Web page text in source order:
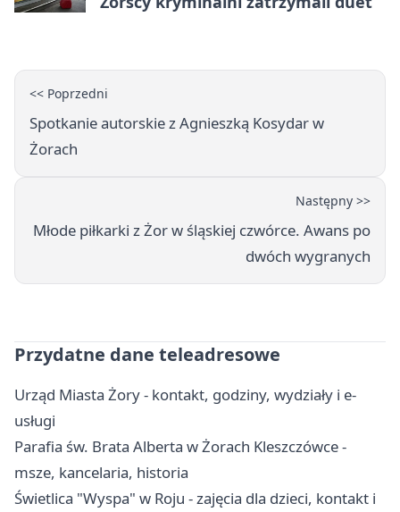
<< Poprzedni
Spotkanie autorskie z Agnieszką Kosydar w
Żorach
Następny >>
Młode piłkarki z Żor w śląskiej czwórce. Awans po
dwóch wygranych
Przydatne dane teleadresowe
Urząd Miasta Żory - kontakt, godziny, wydziały i e-
usługi
Parafia św. Brata Alberta w Żorach Kleszczówce -
msze, kancelaria, historia
Świetlica "Wyspa" w Roju - zajęcia dla dzieci, kontakt i